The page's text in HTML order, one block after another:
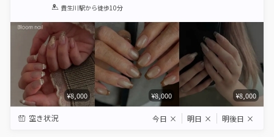
1 2 3 4 5
貴生川駅から徒歩10分
¥8,000 ¥8,000 ¥8,000
空き状況 今日 × 明日 × 明後日 ×